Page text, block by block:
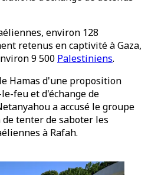
environ 128
retenus en captivité à Gaza,
9 500 Palestiniens.
Hamas d'une proposition
feu et d'échange de
a accusé le groupe
tenter de saboter les
à Rafah.